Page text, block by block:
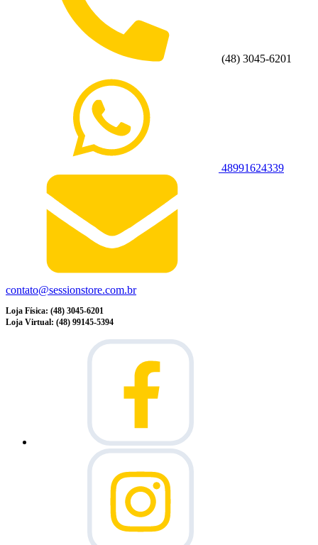
(48) 3045-6201
48991624339
contato@sessionstore.com.br
Loja Física: (48) 3045-6201
Loja Virtual: (48) 99145-5394